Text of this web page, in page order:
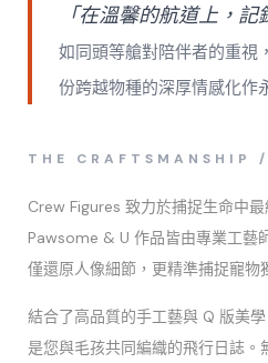
「在溫馨的航道上，
如同頭等艙對陪伴者的重視
份跨越物種的深厚情感化作
THE CRAFTSMANSHIP /
Crew Figures 致力於捕捉生命中
Pawsome & U 作品皆由專業工藝
僅還原人像細節，更精準捕捉寵物
結合了高品質的手工藝與 Q 版美
是您與毛孩共同編織的飛行日誌